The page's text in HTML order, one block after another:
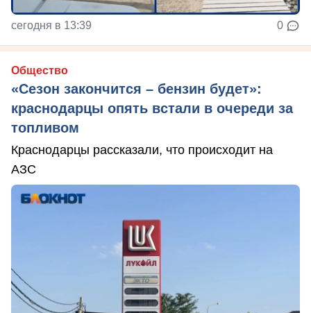
сегодня в 13:39 0
Общество
«Сезон закончится – бензин будет»:
краснодарцы опять встали в очереди за
топливом
Краснодарцы рассказали, что происходит на
АЗС